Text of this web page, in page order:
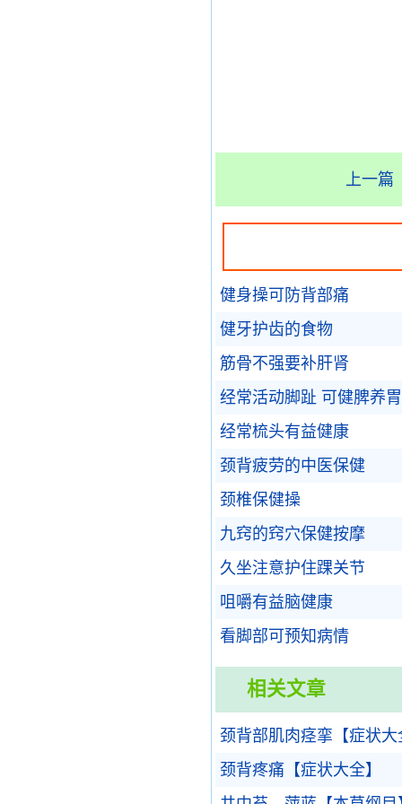
上一篇
健身操可防背部痛
健牙护齿的食物
筋骨不强要补肝肾
经常活动脚趾 可健脾养胃
经常梳头有益健康
颈背疲劳的中医保健
颈椎保健操
九窍的窍穴保健按摩
久坐注意护住踝关节
咀嚼有益脑健康
看脚部可预知病情
相关文章
颈背部肌肉痉挛【症状大
颈背疼痛【症状大全】